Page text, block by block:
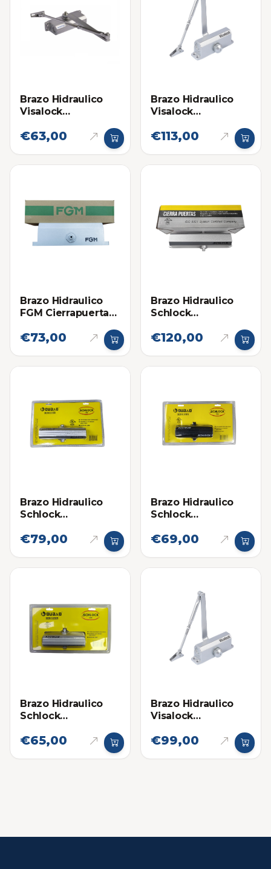
Brazo Hidraulico
Visalock
(25-45) kg
€63,00
Brazo Hidraulico
Visalock
(100-150kg)
€113,00
Brazo Hidraulico
FGM Cierrapuertas
€73,00
Brazo Hidraulico
Schlock
Hasta 120KG
€120,00
Brazo Hidraulico
Schlock
Hasta 80Kg
€79,00
Brazo Hidraulico
Schlock
Hasta 60Kg Negro
€69,00
Brazo Hidraulico
Schlock
Hasta 60Kg
€65,00
Brazo Hidraulico
Visalock
(40-65kg)
€99,00